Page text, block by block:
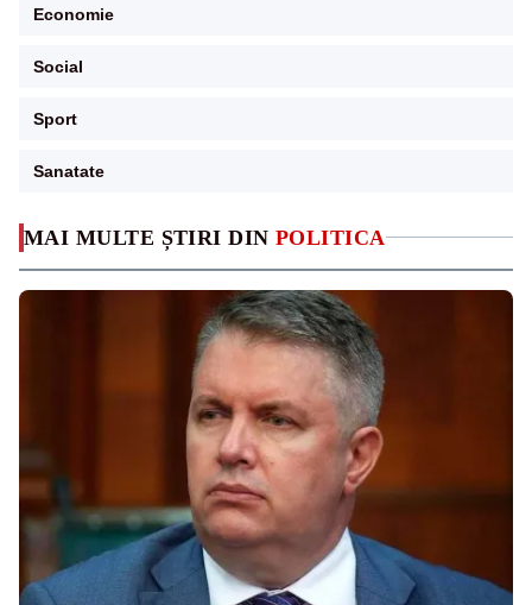
MAI MULTE ȘTIRI DIN POLITICA
Economie
Social
Sport
Sanatate